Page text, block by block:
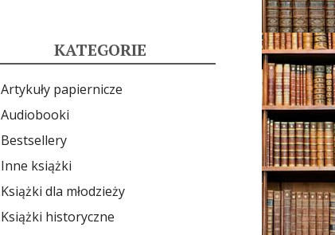
KATEGORIE
Artykuły papiernicze
Audiobooki
Bestsellery
Inne książki
Książki dla młodzieży
Książki historyczne